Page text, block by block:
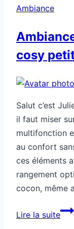
Ambiance
cosy
Salut c’est
il faut miser
multifonction
au confort
ces éléments
rangement
cocon, même
Lire la suite